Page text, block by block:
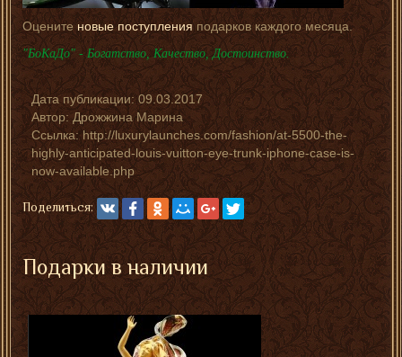
Оцените новые поступленияподарков каждого месяца.
"БоКаДо" - Богатство, Качество, Достоинство.
Дата публикации:09.03.2017
Автор: Дрожжина Марина
Ссылка: http://luxurylaunches.com/fashion/at-5500-the-
highly-anticipated-louis-vuitton-eye-trunk-iphone-case-is-
now-available.php
Поделиться:
Подарки в наличии